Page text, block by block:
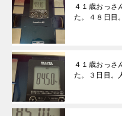
４１歳おっさ
た。４８日目
４１歳おっさ
た。３日目。